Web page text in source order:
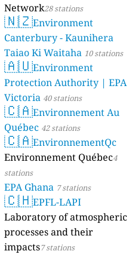
Network28 stations
🇳🇿Environment
Canterbury - Kaunihera
Taiao Ki Waitaha 10 stations
🇦🇺Environment
Protection Authority | EPA
Victoria 40 stations
🇨🇦Environnement Au
Québec 42 stations
🇨🇦EnvironnementQc
Environnement Québec4
stations
EPA Ghana 7 stations
🇨🇭EPFL-LAPI
Laboratory of atmospheric
processes and their
impacts7 stations